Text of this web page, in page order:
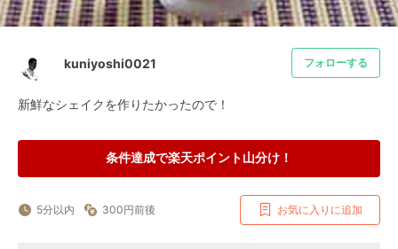
kuniyoshi0021 フォローする
新鮮なシェイクを作りたかったので！
条件達成で楽天ポイント山分け！
5分以内 300円前後 お気に入りに追加